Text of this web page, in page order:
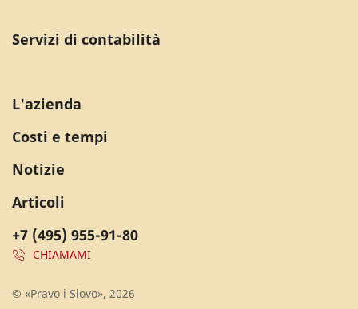
Servizi di contabilità
+7 (495) 955-91-80
CHIAMAMI
L'azienda
Costi e tempi
Notizie
Articoli
© «Pravo i Slovo», 2026